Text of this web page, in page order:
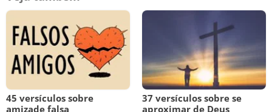
45 versículos sobre
amizade falsa
37 versículos sobre se
aproximar de Deus